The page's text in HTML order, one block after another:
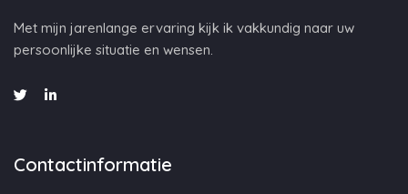
Met mijn jarenlange ervaring kijk ik vakkundig naar uw
persoonlijke situatie en wensen.
Contactinformatie